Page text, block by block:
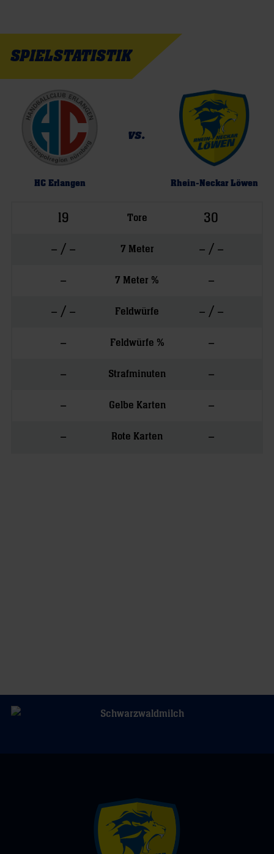
SPIELSTATISTIK
HC Erlangen
vs.
Rhein-Neckar Löwen
19 Tore 30
– / – 7 Meter – / –
– 7 Meter % –
– / – Feldwürfe – / –
– Feldwürfe % –
– Strafminuten –
– Gelbe Karten –
– Rote Karten –